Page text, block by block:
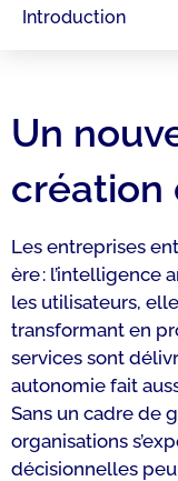
Introduction
Un
création
Les entreprises
ère : l’intelligence
les utilisateurs,
transformant en
services sont
autonomie fait
Sans un cadre de
organisations
décisionnelles